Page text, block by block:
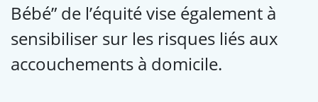
Bébé” de l’équité vise également à
sensibiliser sur les risques liés aux
accouchements à domicile.